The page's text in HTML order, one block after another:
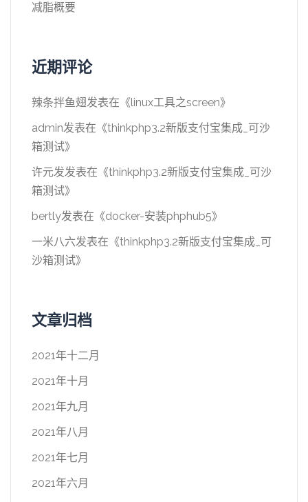
减脂概要
近期评论
辣条拌鱼翅发表在《linux工具之screen》
admin发表在《thinkphp3.2新版支付宝集成_可沙
箱测试》
许元发发表在《thinkphp3.2新版支付宝集成_可沙
箱测试》
bertly发表在《docker-安装phphub5》
一米八六发表在《thinkphp3.2新版支付宝集成_可
沙箱测试》
文章归档
2021年十二月
2021年十月
2021年九月
2021年八月
2021年七月
2021年六月